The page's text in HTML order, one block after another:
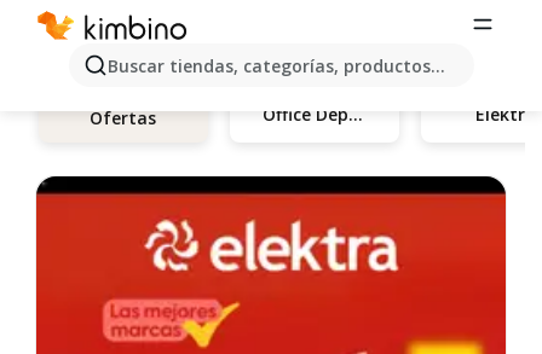
Buscar tiendas, categorías, productos...
Ofertas Office Depot Elektra